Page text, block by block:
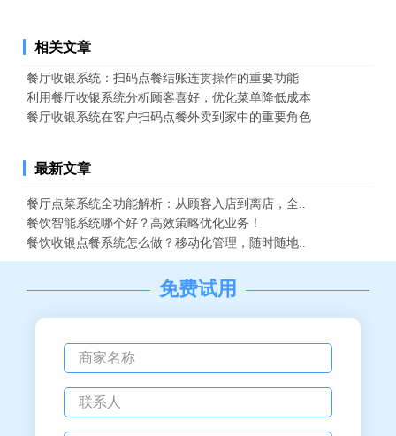
相关文章
餐厅收银系统：扫码点餐结账连贯操作的重要功能
利用餐厅收银系统分析顾客喜好，优化菜单降低成本
餐厅收银系统在客户扫码点餐外卖到家中的重要角色
最新文章
餐厅点菜系统全功能解析：从顾客入店到离店，全..
餐饮智能系统哪个好？高效策略优化业务！
餐饮收银点餐系统怎么做？移动化管理，随时随地..
免费试用